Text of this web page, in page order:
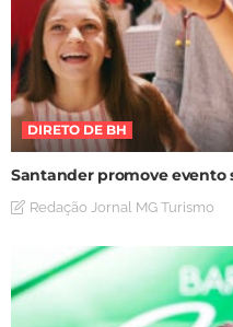
DIRETO DE BH
Santander promove evento
Redação Jornal MG Turismo